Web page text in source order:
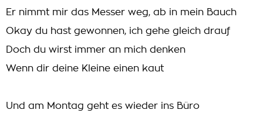
Er nimmt mir das Messer weg, ab in mein Bauch
Okay du hast gewonnen, ich gehe gleich drauf
Doch du wirst immer an mich denken
Wenn dir deine Kleine einen kaut
Und am Montag geht es wieder ins Büro